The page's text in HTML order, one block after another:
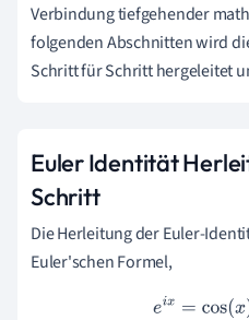
Verbindung tiefgehender
folgenden Abschnitten wird
Schritt für Schritt hergeleitet
Euler Identität
Schritt
Die Herleitung der Euler-
Euler'schen Formel,
ei x=cos(x